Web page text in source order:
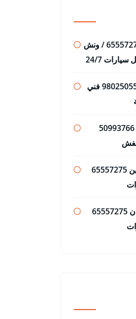
ونش ابو حليفة رقم / 65557275 / ونش
24/7
رقم فني تكييف كيفان 98025055 فني
شركة نقل اثاث الكويت 50993766
ونش سطحة كرين القرين 65557275
ونش سطحة كرين العدان 65557275